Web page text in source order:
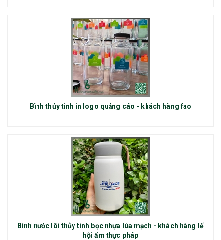
Bình thủy tinh in logo quảng cáo - khách hàng fao
Bình nước lõi thủy tinh bọc nhựa lúa mạch - khách hàng lế
hội ẩm thực pháp